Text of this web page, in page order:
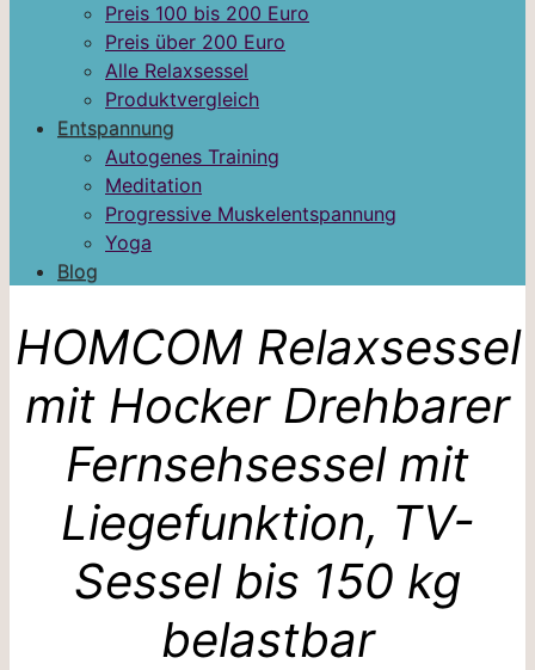
Preis 100 bis 200 Euro
Preis über 200 Euro
Alle Relaxsessel
Produktvergleich
Entspannung
Autogenes Training
Meditation
Progressive Muskelentspannung
Yoga
Blog
HOMCOM Relaxsessel
mit Hocker Drehbarer
Fernsehsessel mit
Liegefunktion, TV-
Sessel bis 150 kg
belastbar